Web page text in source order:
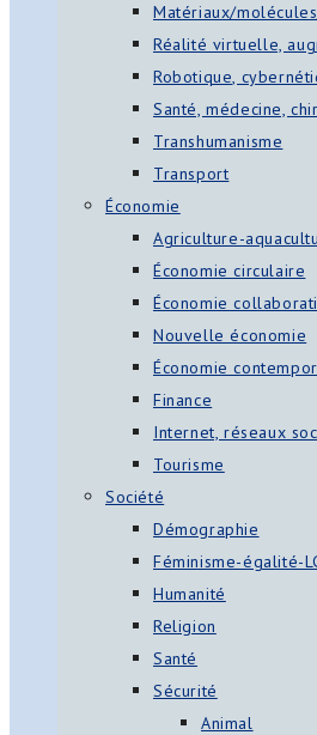
Matériaux/
Réalité virtuelle,
Robotique,
Santé, médecine,
Transhumanisme
Transport
Économie
Agriculture-
Économie circulaire
Économie
Nouvelle économie
Économie
Finance
Internet, réseaux
Tourisme
Société
Démographie
Féminisme-égalité-
Humanité
Religion
Santé
Sécurité
Animal